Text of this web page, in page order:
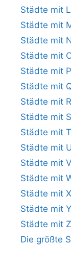
Städte mit L
Städte mit
Städte mit
Städte mit
Städte mit P
Städte mit
Städte mit R
Städte mit S
Städte mit T
Städte mit
Städte mit V
Städte mit
Städte mit X
Städte mit Y
Städte mit Z
Die größte